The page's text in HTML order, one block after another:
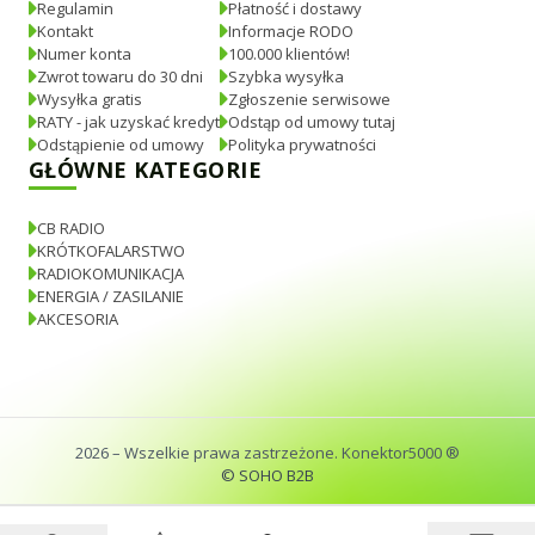
Regulamin
Kontakt
Numer konta
Zwrot towaru do 30 dni
Wysyłka gratis
RATY - jak uzyskać kredyt
Odstąpienie od umowy
Płatność i dostawy
Informacje RODO
100.000 klientów!
Szybka wysyłka
Zgłoszenie serwisowe
Odstąp od umowy tutaj
Polityka prywatności
GŁÓWNE KATEGORIE
CB RADIO
KRÓTKOFALARSTWO
RADIOKOMUNIKACJA
ENERGIA / ZASILANIE
AKCESORIA
2026– Wszelkie prawa zastrzeżone. Konektor5000 ®
© SOHO B2B